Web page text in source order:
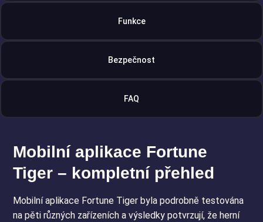
Funkce
Bezpečnost
FAQ
Mobilní aplikace Fortune
Tiger – kompletní přehled
Mobilní aplikace Fortune Tiger byla podrobně testována
na pěti různých zařízeních a výsledky potvrzují, že herní